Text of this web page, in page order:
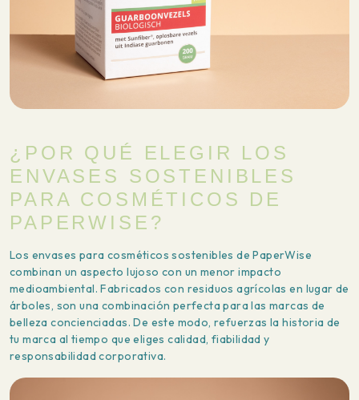
¿POR QUÉ ELEGIR LOS
ENVASES SOSTENIBLES
PARA COSMÉTICOS DE
PAPERWISE?
Los envases para cosméticos sostenibles de PaperWise
combinan un aspecto lujoso con un menor impacto
medioambiental. Fabricados con residuos agrícolas en lugar de
árboles, son una combinación perfecta para las marcas de
belleza concienciadas. De este modo, refuerzas la historia de
tu marca al tiempo que eliges calidad, fiabilidad y
responsabilidad corporativa.